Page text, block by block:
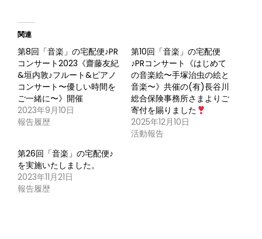
関連
第8回「音楽」の宅配便♪PR
コンサート2023《齋藤友紀
&垣内敦♪フルート&ピアノ
コンサート〜優しい時間を
ご一緒に〜》開催
2023年9月10日
報告履歴
第10回「音楽」の宅配便
♪PRコンサート《はじめて
の音楽絵〜手塚治虫の絵と
音楽〜》共催の(有)長谷川
総合保険事務所さまよりご
寄付を賜りました
2025年12月10日
活動報告
第26回「音楽」の宅配便♪
を実施いたしました。
2023年11月21日
報告履歴